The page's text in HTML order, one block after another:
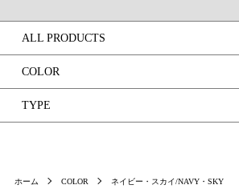
ホーム COLOR ネイビー・スカイ/NAVY・SKY
ALL PRODUCTS
COLOR
TYPE